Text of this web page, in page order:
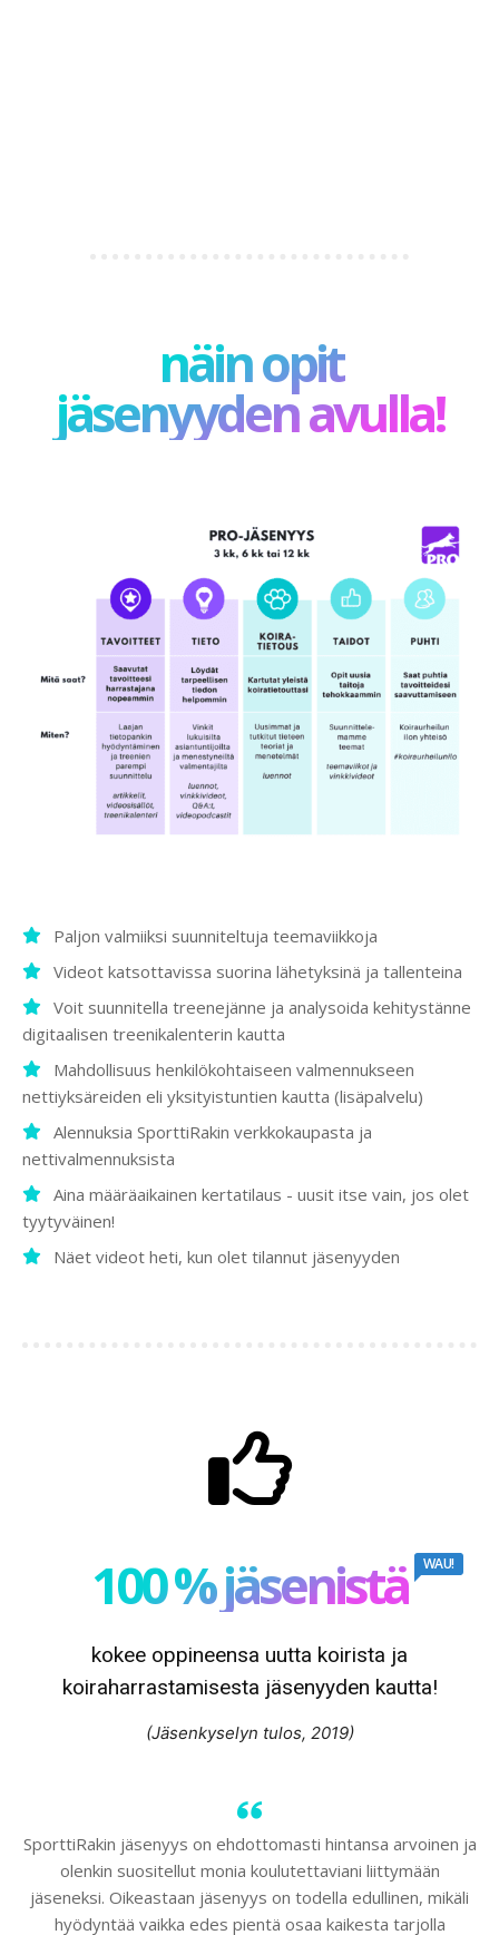
näin opit
jäsenyyden avulla!
Paljon valmiiksi suunniteltuja teemaviikkoja
Videot katsottavissa suorina lähetyksinä ja tallenteina
Voit suunnitella treenejänne ja analysoida kehitystänne
digitaalisen treenikalenterin kautta
Mahdollisuus henkilökohtaiseen valmennukseen
nettiyksäreiden eli yksityistuntien kautta (lisäpalvelu)
Alennuksia SporttiRakin verkkokaupasta ja
nettivalmennuksista
Aina määräaikainen kertatilaus - uusit itse vain, jos olet
tyytyväinen!
Näet videot heti, kun olet tilannut jäsenyyden
100 % jäsenistä WAU!
kokee oppineensa uutta koirista ja
koiraharrastamisesta jäsenyyden kautta!
(Jäsenkyselyn tulos, 2019)
SporttiRakin jäsenyys on ehdottomasti hintansa arvoinen ja
olenkin suositellut monia koulutettaviani liittymään
jäseneksi. Oikeastaan jäsenyys on todella edullinen, mikäli
hyödyntää vaikka edes pientä osaa kaikesta tarjolla